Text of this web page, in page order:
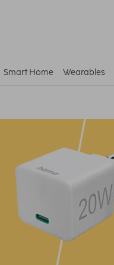
Smart Home Wearables